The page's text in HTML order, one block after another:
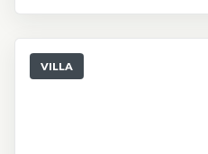
VILLA